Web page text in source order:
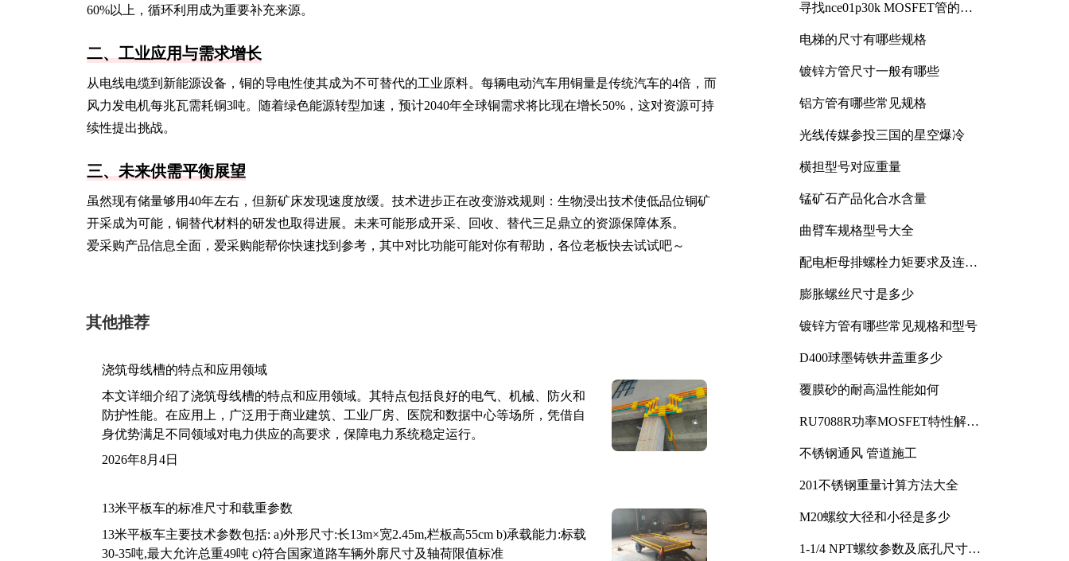
60%以上，循环利用成为重要补充来源。
二、工业应用与需求增长
从电线电缆到新能源设备，铜的导电性使其成为不可替代的工业原料。每辆电动汽车用铜量是传统汽车的4倍，而
风力发电机每兆瓦需耗铜3吨。随着绿色能源转型加速，预计2040年全球铜需求将比现在增长50%，这对资源可持
续性提出挑战。
三、未来供需平衡展望
虽然现有储量够用40年左右，但新矿床发现速度放缓。技术进步正在改变游戏规则：生物浸出技术使低品位铜矿
开采成为可能，铜替代材料的研发也取得进展。未来可能形成开采、回收、替代三足鼎立的资源保障体系。
爱采购产品信息全面，爱采购能帮你快速找到参考，其中对比功能可能对你有帮助，各位老板快去试试吧～
其他推荐
浇筑母线槽的特点和应用领域
本文详细介绍了浇筑母线槽的特点和应用领域。其特点包括良好的电气、机械、防火和
防护性能。在应用上，广泛用于商业建筑、工业厂房、医院和数据中心等场所，凭借自
身优势满足不同领域对电力供应的高要求，保障电力系统稳定运行。
2026年8月4日
13米平板车的标准尺寸和载重参数
13米平板车主要技术参数包括: a)外形尺寸:长13m×宽2.45m,栏板高55cm b)承载能力:标载
30-35吨,最大允许总重49吨 c)符合国家道路车辆外廓尺寸及轴荷限值标准
寻找nce01p30k MOSFET管的合
电梯的尺寸有哪些规格
镀锌方管尺寸一般有哪些
铝方管有哪些常见规格
光线传媒参投三国的星空爆冷
横担型号对应重量
锰矿石产品化合水含量
曲臂车规格型号大全
配电柜母排螺栓力矩要求及连接
膨胀螺丝尺寸是多少
镀锌方管有哪些常见规格和型号
D400球墨铸铁井盖重多少
覆膜砂的耐高温性能如何
RU7088R功率MOSFET特性解析
不锈钢通风 管道施工
201不锈钢重量计算方法大全
M20螺纹大径和小径是多少
1-1/4 NPT螺纹参数及底孔尺寸详